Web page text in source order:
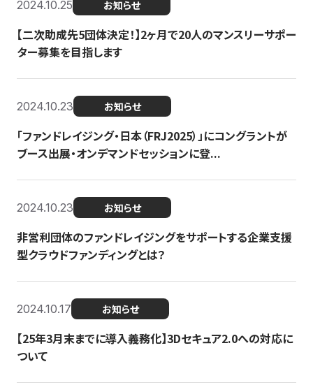
2024.10.25 お知らせ
【二次助成先5団体決定！】2ヶ月で20人のマンスリーサポー
ター募集を目指します
2024.10.23 お知らせ
「ファンドレイジング・日本（FRJ2025）」にコングラントが
ブース出展・オンデマンドセッションに登...
2024.10.23 お知らせ
非営利団体のファンドレイジングをサポートする企業支援
型クラウドファンディングとは？
2024.10.17 お知らせ
【25年3月末までに導入義務化】3Dセキュア2.0への対応に
ついて